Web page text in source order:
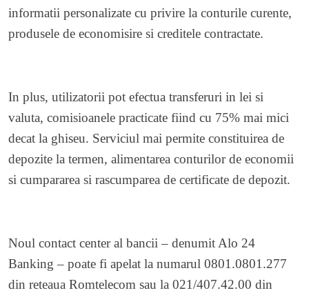
informatii personalizate cu privire la conturile curente,
produsele de economisire si creditele contractate.
In plus, utilizatorii pot efectua transferuri in lei si
valuta, comisioanele practicate fiind cu 75% mai mici
decat la ghiseu. Serviciul mai permite constituirea de
depozite la termen, alimentarea conturilor de economii
si cumpararea si rascumparea de certificate de depozit.
Noul contact center al bancii – denumit Alo 24
Banking – poate fi apelat la numarul 0801.0801.277
din reteaua Romtelecom sau la 021/407.42.00 din